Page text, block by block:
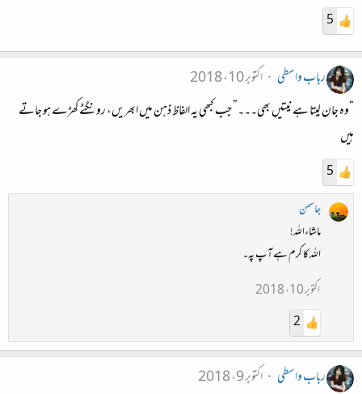
5
رباب واسطی
اکتوبر 10، 2018
“وہ جان لیتا ہے نیتیں بھی۔۔۔” جب کبھی یہ الفاظ ذہن میں ابھریں، رونگٹے کھڑے ہو جاتے
ہیں
5
جاسمن
ماشاءاللہ!
اللہ کا کرم ہے آپ پہ۔
اکتوبر 10، 2018
2
رباب واسطی
اکتوبر 9، 2018